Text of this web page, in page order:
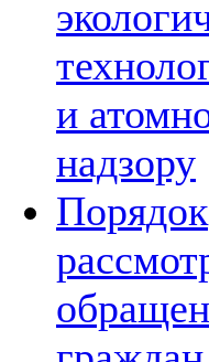
и
надзору
Порядок